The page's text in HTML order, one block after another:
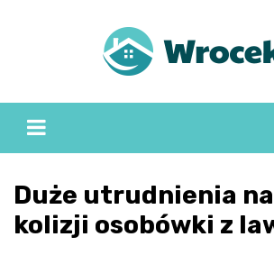
Duże utrudnienia na
kolizji osobówki z